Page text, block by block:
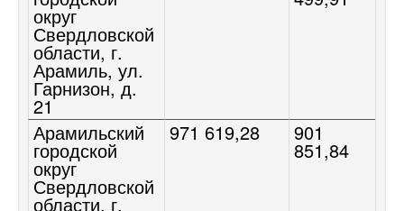
округ
Свердловской
области, г.
Арамиль, ул.
Гарнизон, д.
21
Арамильский
городской
округ
Свердловской
области, г.
971 619,28 901
851,84